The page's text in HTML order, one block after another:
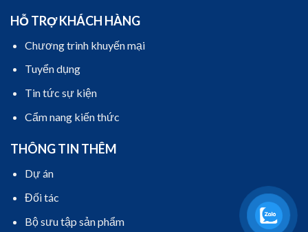
HỖ TRỢ KHÁCH HÀNG
Chương trình khuyến mại
Tuyển dụng
Tin tức sự kiện
Cẩm nang kiến thức
THÔNG TIN THÊM
Dự án
Đối tác
Bộ sưu tập sản phẩm